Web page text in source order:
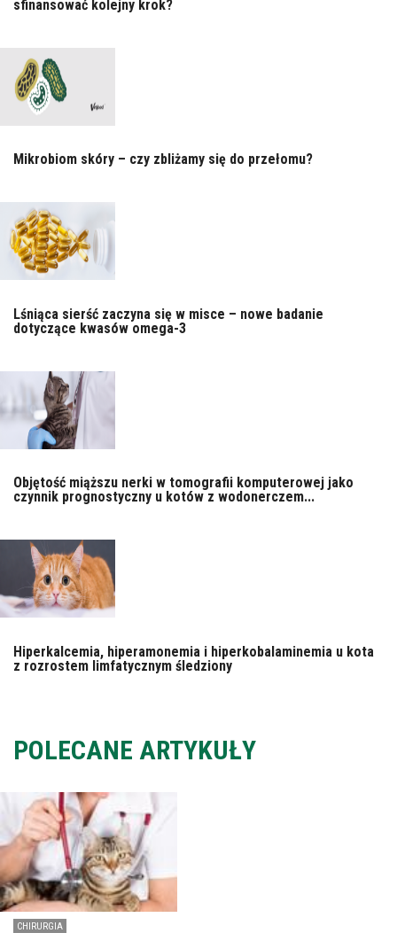
sfinansować kolejny krok?
Mikrobiom skóry – czy zbliżamy się do przełomu?
Lśniąca sierść zaczyna się w misce – nowe badanie
dotyczące kwasów omega-3
Objętość miąższu nerki w tomografii komputerowej jako
czynnik prognostyczny u kotów z wodonerczem...
Hiperkalcemia, hiperamonemia i hiperkobalaminemia u kota
z rozrostem limfatycznym śledziony
POLECANE ARTYKUŁY
CHIRURGIA